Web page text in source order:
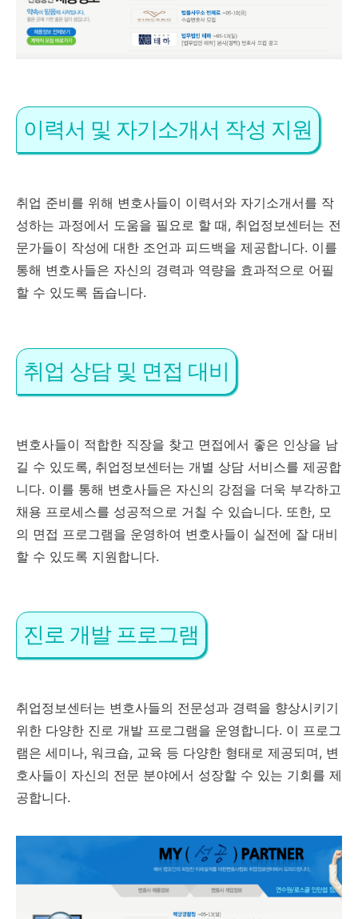
이력서 및 자기소개서 작성 지원
취업 준비를 위해 변호사들이 이력서와 자기소개서를 작
성하는 과정에서 도움을 필요로 할 때, 취업정보센터는 전
문가들이 작성에 대한 조언과 피드백을 제공합니다. 이를
통해 변호사들은 자신의 경력과 역량을 효과적으로 어필
할 수 있도록 돕습니다.
취업 상담 및 면접 대비
변호사들이 적합한 직장을 찾고 면접에서 좋은 인상을 남
길 수 있도록, 취업정보센터는 개별 상담 서비스를 제공합
니다. 이를 통해 변호사들은 자신의 강점을 더욱 부각하고
채용 프로세스를 성공적으로 거칠 수 있습니다. 또한, 모
의 면접 프로그램을 운영하여 변호사들이 실전에 잘 대비
할 수 있도록 지원합니다.
진로 개발 프로그램
취업정보센터는 변호사들의 전문성과 경력을 향상시키기
위한 다양한 진로 개발 프로그램을 운영합니다. 이 프로그
램은 세미나, 워크숍, 교육 등 다양한 형태로 제공되며, 변
호사들이 자신의 전문 분야에서 성장할 수 있는 기회를 제
공합니다.